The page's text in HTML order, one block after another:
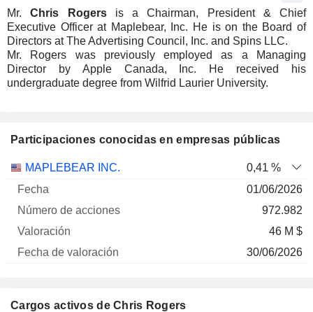
Mr.Chris Rogersis a Chairman, President & Chief
Executive Officer at Maplebear, Inc. He is on the Board of
Directors at The Advertising Council, Inc. and Spins LLC.
Mr. Rogers was previously employed as a Managing
Director by Apple Canada, Inc. He received his
undergraduate degree from Wilfrid Laurier University.
Participaciones conocidas en empresas públicas
Empresa
Número
valoración
MAPLEBEAR INC.
0,41 %
01/06/2026
972.982
46 M $
30/06/2026
Cargos activos de Chris Rogers